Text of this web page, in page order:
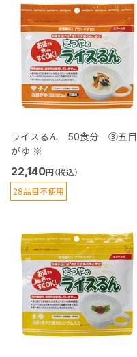
ライスるん 50食分 ③五目
がゆ ※
22,140円（税込）
28品目不使用